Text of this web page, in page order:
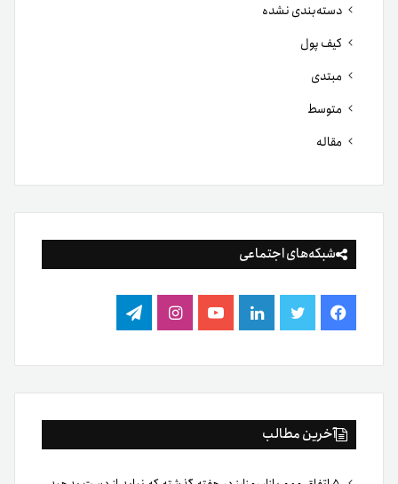
دسته‌بندی نشده
کیف پول
مبتدی
متوسط
مقاله
شبکه‌های اجتماعی
فیس
بوک
توییتر لینکدینیوتیوباینستاگرام
تلگرام
آخرین مطالب